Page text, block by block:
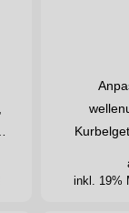
inkl. 19%